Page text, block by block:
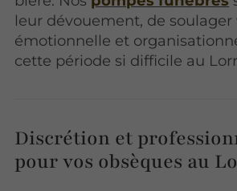
leur dévouement, de
émotionnelle et
cette période si difficile au
Discrétion et
pour vos obsèques au